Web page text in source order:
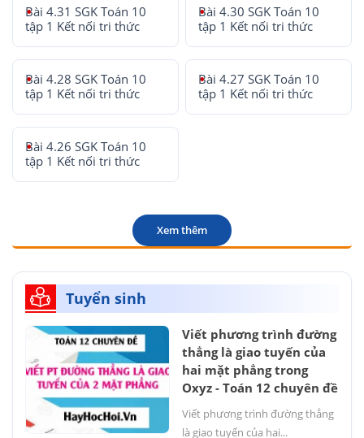
Bài 4.31 SGK Toán 10
tập 1 Kết nối tri thức
Bài 4.30 SGK Toán 10
tập 1 Kết nối tri thức
Bài 4.28 SGK Toán 10
tập 1 Kết nối tri thức
Bài 4.27 SGK Toán 10
tập 1 Kết nối tri thức
Bài 4.26 SGK Toán 10
tập 1 Kết nối tri thức
Xem thêm
Tuyển sinh
Viết phương trình đường
thẳng là giao tuyến của
hai mặt phẳng trong
Oxyz - Toán 12 chuyên đề
Viết phương trình đường thẳng
là giao tuyến của hai...